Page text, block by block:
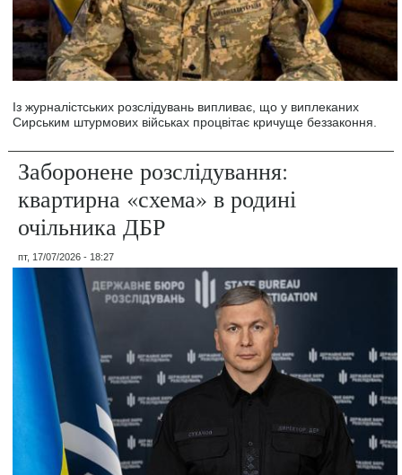
Із журналістських розслідувань випливає, що у виплеканих
Сирським штурмових військах процвітає кричуще беззаконня.
Заборонене розслідування:
квартирна «схема» в родині
очільника ДБР
пт, 17/07/2026 - 18:27